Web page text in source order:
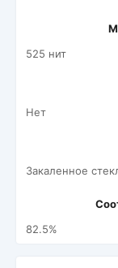
525 нит
Нет
Закаленное
82.5%